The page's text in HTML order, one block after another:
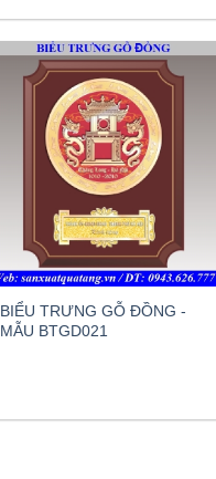
BIỂU TRƯNG GỖ ĐỒNG -
MẪU BTGD021